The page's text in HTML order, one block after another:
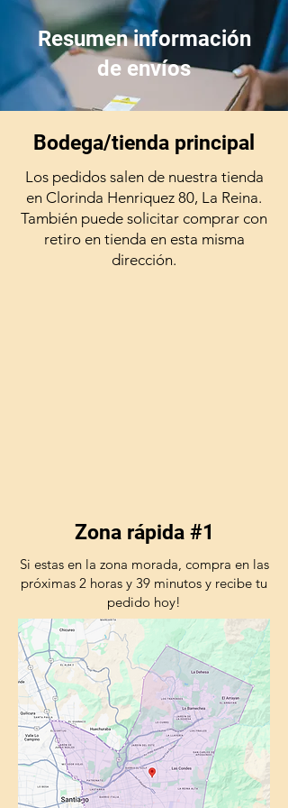
gramos con aproximadamente 33
masticables, cada masticable de
4 gramos contiene una dosis
óptima de Omega 3 EPA + DHA
y un multivitamínico mineral,
garantizando una nutrición
completa para tu perro.
Resumen información
de envíos
Bodega/tienda principal
Los pedidos salen de nuestra tienda
en Clorinda Henriquez 80, La Reina.
También puede solicitar comprar con
retiro en tienda en esta misma
dirección.
Zona rápida #1
Si estas en la zona morada, compra en las
próximas 2 horas y 39 minutos y recibe tu
pedido hoy!